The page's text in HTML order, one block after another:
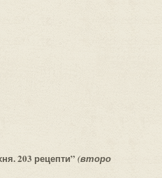
203 рецепти” (второ